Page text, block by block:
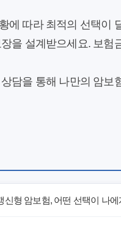
에 따라 최적의 선택이
을 설계받으세요. 보험
담을 통해 나만의 암
신형 암보험, 어떤 선택이 나